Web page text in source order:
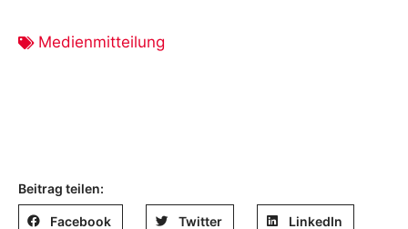
Medienmitteilung
Beitrag teilen:
Facebook Twitter LinkedIn